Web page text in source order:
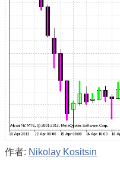
作者: Nikolay Kositsin